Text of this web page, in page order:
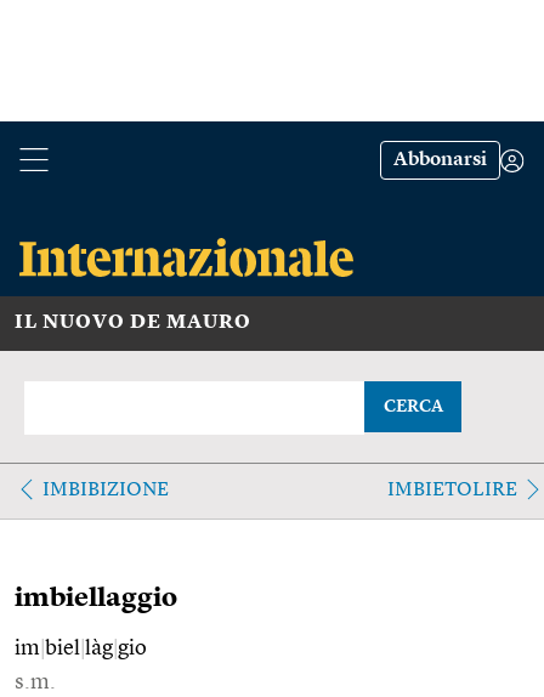
Abbonarsi
IL NUOVO DE MAURO
CERCA
IMBIBIZIONE IMBIETOLIRE
imbiellaggio
im biel làg gio
s.m.